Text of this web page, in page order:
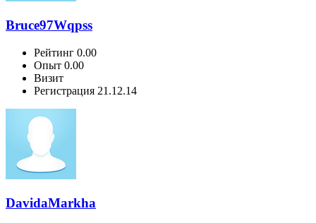
Bruce97Wqpss
Рейтинг 0.00
Опыт 0.00
Визит
Регистрация 21.12.14
DavidaMarkha